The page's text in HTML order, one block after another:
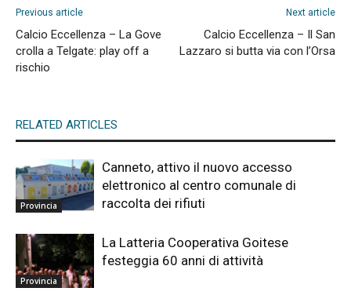
Previous article
Calcio Eccellenza – La Gove
crolla a Telgate: play off a
rischio
Next article
Calcio Eccellenza – Il San
Lazzaro si butta via con l’Orsa
RELATED ARTICLES
Provincia
Canneto, attivo il nuovo accesso
elettronico al centro comunale di
raccolta dei rifiuti
Provincia
La Latteria Cooperativa Goitese
festeggia 60 anni di attività